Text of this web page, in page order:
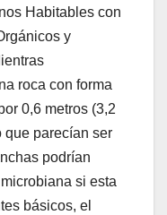
Habitables con
y
roca con forma
0,6 metros (3,2
que parecían ser
podrían
si esta
básicos, el